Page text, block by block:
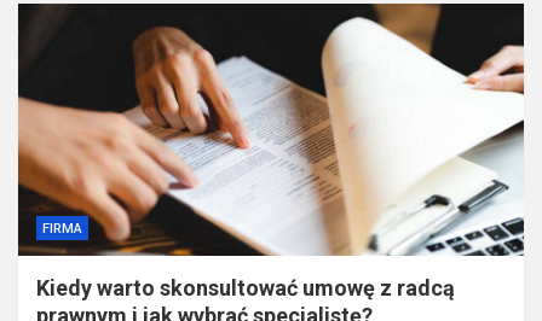
FIRMA
Kiedy warto skonsultować umowę z radcą